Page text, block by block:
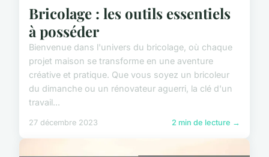
Bricolage : les outils essentiels
à posséder
Bienvenue dans l'univers du bricolage, où chaque
projet maison se transforme en une aventure
créative et pratique. Que vous soyez un bricoleur
du dimanche ou un rénovateur aguerri, la clé d'un
travail...
27 décembre 2023 2 min de lecture →